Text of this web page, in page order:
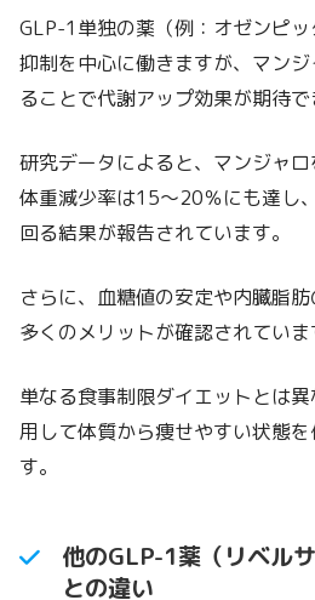
GLP-1単独の薬（例：オゼンピ
抑制を中心に働きますが、マン
ることで代謝アップ効果が期待で
研究データによると、マンジャ
体重減少率は15〜20％にも達し
回る結果が報告されています。
さらに、血糖値の安定や内臓脂
多くのメリットが確認されていま
単なる食事制限ダイエットとは
用して体質から痩せやすい状態
す。
他のGLP-1薬（リベル
との違い